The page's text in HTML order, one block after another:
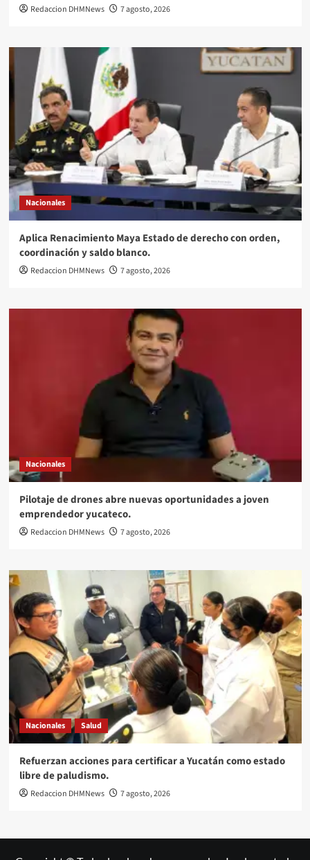
Redaccion DHMNews 7 agosto, 2026
Nacionales
Aplica Renacimiento Maya Estado de derecho con orden,
coordinación y saldo blanco.
Redaccion DHMNews 7 agosto, 2026
Nacionales
Pilotaje de drones abre nuevas oportunidades a joven
emprendedor yucateco.
Redaccion DHMNews 7 agosto, 2026
Nacionales Salud
Refuerzan acciones para certificar a Yucatán como estado
libre de paludismo.
Redaccion DHMNews 7 agosto, 2026